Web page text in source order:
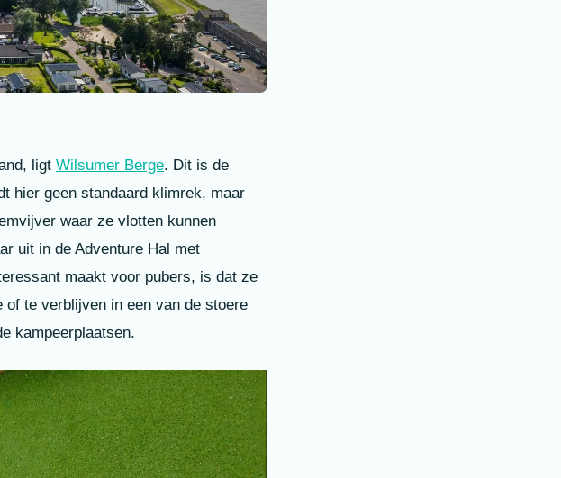
ligt Wilsumer Berge. Dit is de
hier geen standaard klimrek, maar
waar ze vlotten kunnen
uit in de Adventure Hal met
maakt voor pubers, is dat ze
of te verblijven in een van de stoere
kampeerplaatsen.